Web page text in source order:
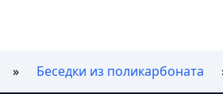
Беседки из поликарбоната